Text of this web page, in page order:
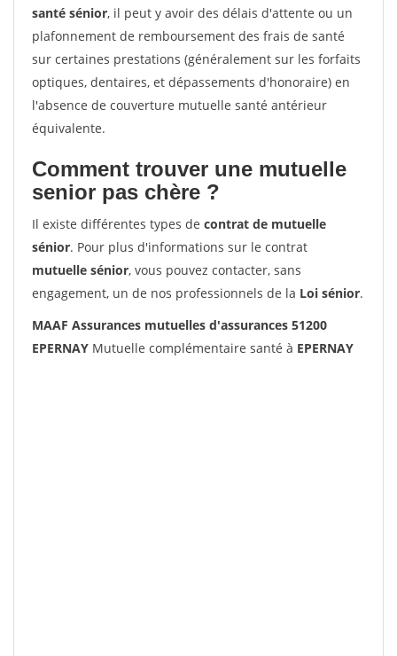
santé sénior, il peut y avoir des délais d'attente ou un
plafonnement de remboursement des frais de santé
sur certaines prestations (généralement sur les forfaits
optiques, dentaires, et dépassements d'honoraire) en
l'absence de couverture mutuelle santé antérieur
équivalente.
Comment trouver une mutuelle
senior pas chère ?
Il existe différentes types de contrat de mutuelle
sénior. Pour plus d'informations sur le contrat
mutuelle sénior, vous pouvez contacter, sans
engagement, un de nos professionnels de la Loi sénior.
MAAF Assurances mutuelles d'assurances 51200
EPERNAY Mutuelle complémentaire santé à EPERNAY